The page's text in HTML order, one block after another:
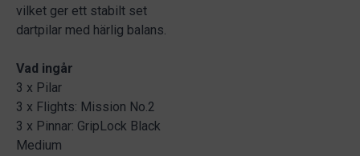
vilket ger ett stabilt set
dartpilar med härlig balans.
Vad ingår
3 x Pilar
3 x Flights: Mission No.2
3 x Pinnar: GripLock Black
Medium